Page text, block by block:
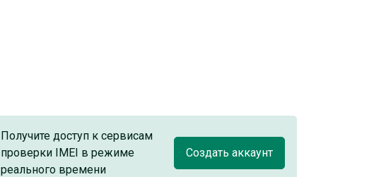
Получите доступ к сервисам
проверки IMEI в режиме
реального времени
Создать аккаунт